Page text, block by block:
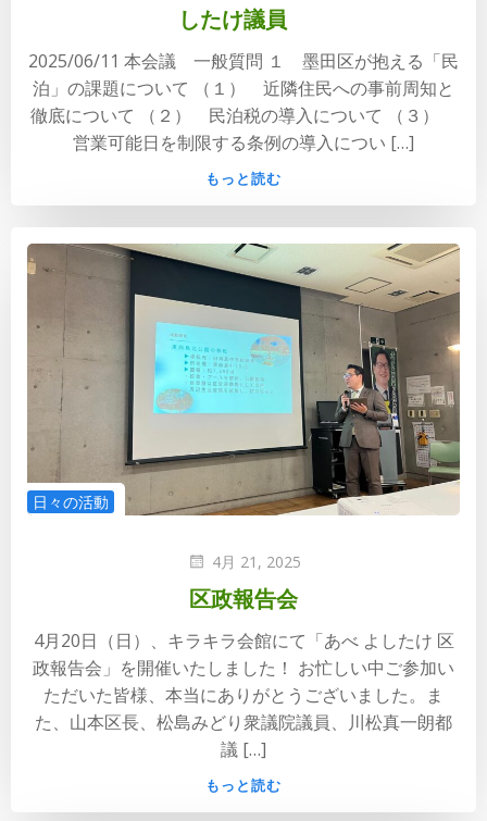
したけ議員
2025/06/11 本会議 一般質問 １ 墨田区が抱える「民
泊」の課題について （１） 近隣住民への事前周知と
徹底について （２） 民泊税の導入について （３）
営業可能日を制限する条例の導入につい […]
もっと読む
日々の活動
4月 21, 2025
区政報告会
4月20日（日）、キラキラ会館にて「あべ よしたけ 区
政報告会」を開催いたしました！ お忙しい中ご参加い
ただいた皆様、本当にありがとうございました。ま
た、山本区長、松島みどり衆議院議員、川松真一朗都
議 […]
もっと読む